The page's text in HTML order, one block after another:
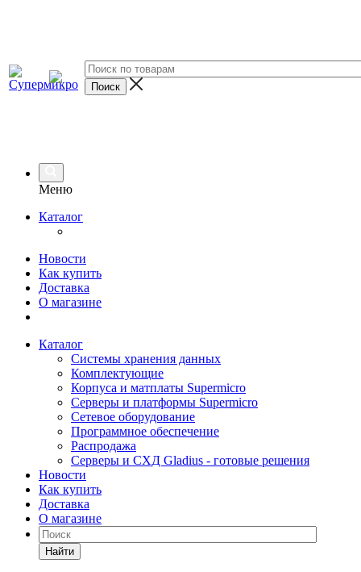
Меню
Каталог
Новости
Как купить
Доставка
О магазине
Каталог
Системы хранения данных
Комплектующие
Корпуса и матплаты Supermicro
Серверы и платформы Supermicro
Сетевое оборудование
Программное обеспечение
Распродажа
Серверы и СХД Gladius - готовые решения
Новости
Как купить
Доставка
О магазине
Найти